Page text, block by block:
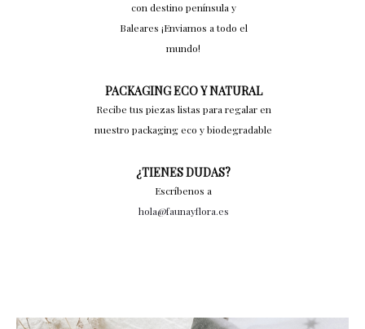
con destino península y
Baleares ¡Enviamos a todo el
mundo!
PACKAGING ECO Y NATURAL
Recibe tus piezas listas para regalar en
nuestro packaging eco y biodegradable
¿TIENES DUDAS?
Escríbenos a
hola@faunayflora.es